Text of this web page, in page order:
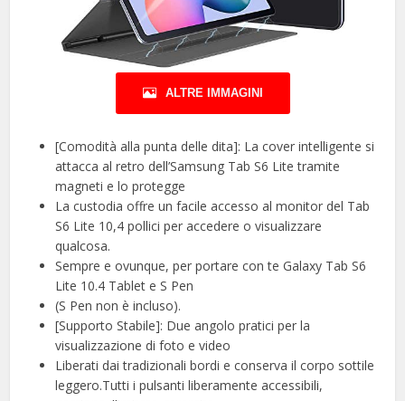
ALTRE IMMAGINI
[Comodità alla punta delle dita]: La cover intelligente si
attacca al retro dell’Samsung Tab S6 Lite tramite
magneti e lo protegge
La custodia offre un facile accesso al monitor del Tab
S6 Lite 10,4 pollici per accedere o visualizzare
qualcosa.
Sempre e ovunque, per portare con te Galaxy Tab S6
Lite 10.4 Tablet e S Pen
(S Pen non è incluso).
[Supporto Stabile]: Due angolo pratici per la
visualizzazione di foto e video
Liberati dai tradizionali bordi e conserva il corpo sottile
leggero.Tutti i pulsanti liberamente accessibili,